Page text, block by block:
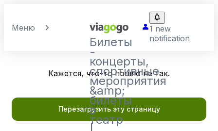
Меню
Билеты
-
концерты,
спортивные
мероприятия
&amp;
билеты
в
театр
1 new
notification
Кажется, что-то пошло не так.
Перезагрузить эту страницу